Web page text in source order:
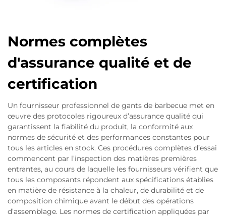
Normes complètes
d'assurance qualité et de
certification
Un fournisseur professionnel de gants de barbecue met en
œuvre des protocoles rigoureux d’assurance qualité qui
garantissent la fiabilité du produit, la conformité aux
normes de sécurité et des performances constantes pour
tous les articles en stock. Ces procédures complètes d’essai
commencent par l’inspection des matières premières
entrantes, au cours de laquelle les fournisseurs vérifient que
tous les composants répondent aux spécifications établies
en matière de résistance à la chaleur, de durabilité et de
composition chimique avant le début des opérations
d’assemblage. Les normes de certification appliquées par